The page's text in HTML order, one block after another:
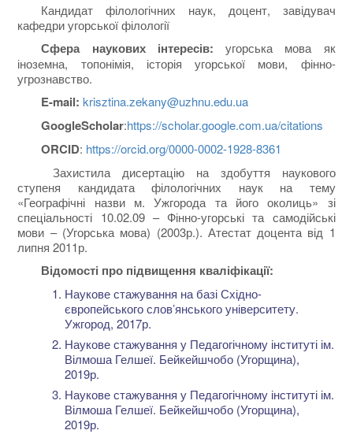
Кандидат філологічних наук, доцент, завідувач
кафедри угорської філології
Сфера наукових інтересів: угорська мова як
іноземна, топонімія, історія угорської мови, фінно-
угрознавство.
E-mail: krisztina.zekany@uzhnu.edu.ua
GoogleScholar:https://scholar.google.com.ua/citations
ORCID: https://orcid.org/0000-0002-1928-8361
Захистила дисертацію на здобуття наукового
ступеня кандидата філологічних наук на тему
«Географічні назви м. Ужгорода та його околиць» зі
спеціальності 10.02.09 – Фінно-угорські та самодійські
мови – (Угорська мова) (2003р.). Атестат доцента від 1
липня 2011р.
Відомості про підвищення кваліфікації:
Наукове стажування на базі Східно-
європейського слов’янського університету.
Ужгород, 2017р.
Наукове стажування у Педагогічному інституті ім.
Вілмоша Гелшеї. Бейкейшчобо (Угорщина),
2019р.
Наукове стажування у Педагогічному інституті ім.
Вілмоша Гелшеї. Бейкейшчобо (Угорщина),
2019р.